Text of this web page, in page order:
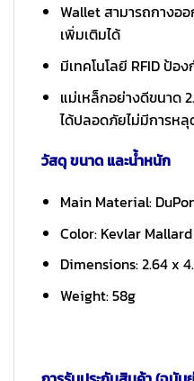
Wallet สามารถกางอ
เพิ่มเติมได้
มีเทคโนโลยี RFID ป้อ
แม่เหล็กอย่างดีขนาด
ได้ปลอดภัยไม่มีการหลุ
วัสดุ ขนาด และน้ำหนัก
Main Material:
Color: Kevlar Mallard
Dimensions: 2.64 x
Weight: 58g